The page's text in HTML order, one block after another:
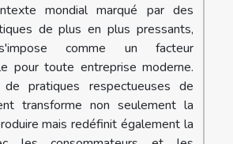
mondial marqué par des
de plus en plus pressants,
comme un facteur
pour toute entreprise moderne.
de pratiques respectueuses de
transforme non seulement la
mais redéfinit également la